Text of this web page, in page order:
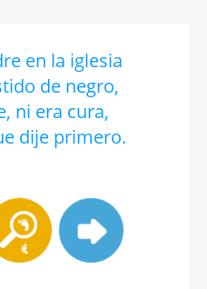
en la iglesia
de negro,
ni era cura,
dije primero.